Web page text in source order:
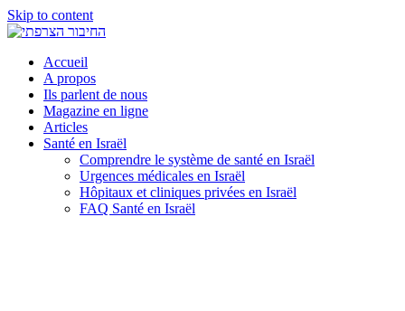
Skip to content
Accueil
A propos
Ils parlent de nous
Magazine en ligne
Articles
Santé en Israël
Comprendre le système de santé en Israël
Urgences médicales en Israël
Hôpitaux et cliniques privées en Israël
FAQ Santé en Israël